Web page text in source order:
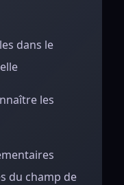
dans le
les
du champ de